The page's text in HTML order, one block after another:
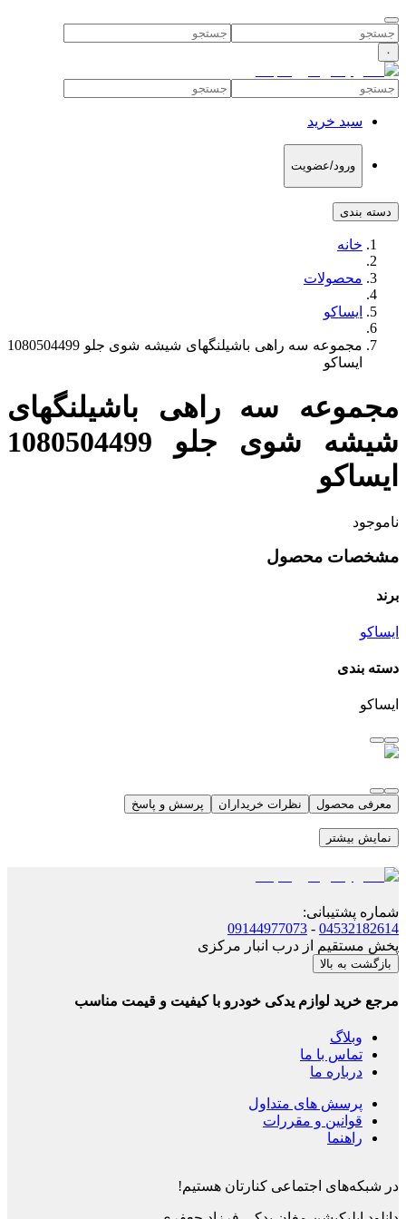
۰
سبد خرید
ورود/عضویت
دسته بندی
خانه
محصولات
ایساکو
مجموعه سه راهی باشیلنگهای شیشه شوی جلو 1080504499
ایساکو
مجموعه سه راهی باشیلنگهای
شیشه شوی جلو 1080504499
ایساکو
ناموجود
مشخصات محصول
برند
ایساکو
دسته بندی
ایساکو
معرفی محصول نظرات خریداران پرسش و پاسخ
نمایش بیشتر
شماره پشتیبانی:
04532182614
-
09144977073
پخش مستقیم از درب انبار مرکزی
بازگشت به بالا
مرجع خرید لوازم یدکی خودرو با کیفیت و قیمت مناسب
وبلاگ
تماس با ما
درباره ما
پرسش های متداول
قوانین و مقررات
راهنما
در شبکه‌های اجتماعی کنارتان هستیم!